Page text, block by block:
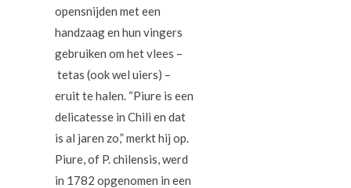
opensnijden met een
handzaag en hun vingers
gebruiken om het vlees –
tetas (ook wel uiers) –
eruit te halen. “Piure is een
delicatesse in Chili en dat
is al jaren zo,” merkt hij op.
Piure, of P. chilensis, werd
in 1782 opgenomen in een